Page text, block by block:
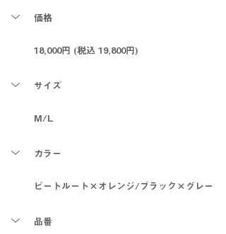
価格
18,000円 (税込 19,800円)
サイズ
M/L
カラー
ビートルート×オレンジ/ブラック×グレー
品番